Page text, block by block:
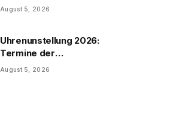
Filme
August 5, 2026
Uhrenunstellung 2026:
Termine der
Uhrenumstellung
August 5, 2026